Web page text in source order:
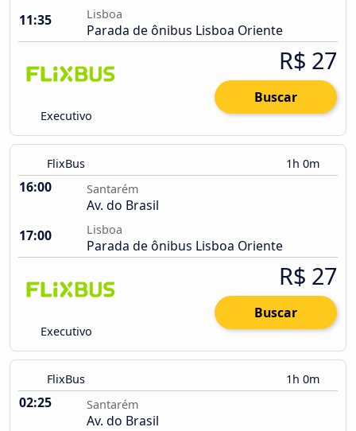
11:35
Lisboa
Parada de ônibus Lisboa Oriente
Executivo
R$ 27
Buscar
FlixBus 1h 0m
16:00 Santarém
Av. do Brasil
17:00
Lisboa
Parada de ônibus Lisboa Oriente
Executivo
R$ 27
Buscar
FlixBus 1h 0m
02:25 Santarém
Av. do Brasil